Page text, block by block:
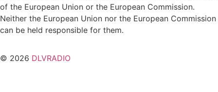
of the European Union or the European Commission.
Neither the European Union nor the European Commission
can be held responsible for them.
© 2026 DLVRADIO